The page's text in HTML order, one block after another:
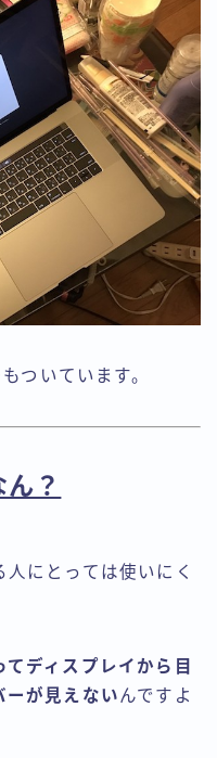
ついています。
？
にとっては使いにく
ディスプレイから目
ーが見えない んですよ